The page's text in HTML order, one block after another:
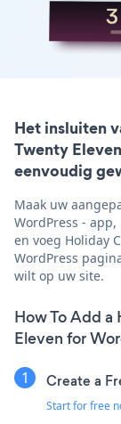
Het insluiten
Twenty
eenvoudig
Maak uw
WordPress -
en voeg Holiday
WordPress
wilt op uw site.
How To Add
Eleven for
Create a
Start for free